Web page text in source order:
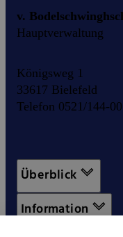
v.
Hauptverwaltung
Königsweg 1
33617 Bielefeld
Telefon 0521/144-00
Überblick
Information